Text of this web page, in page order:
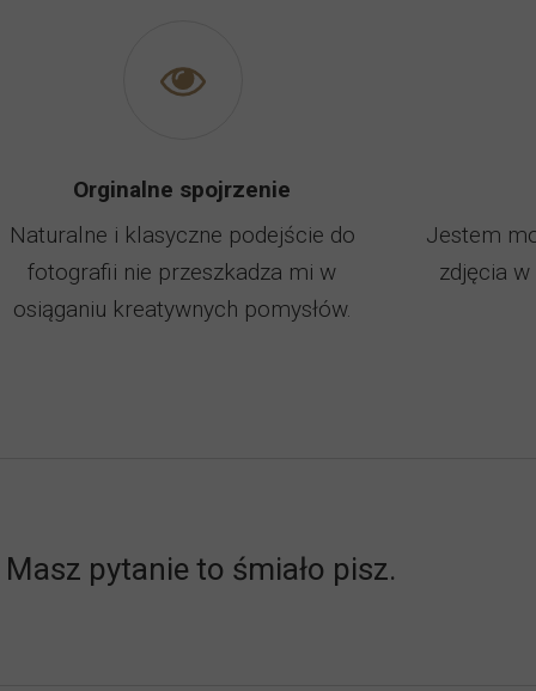
Orginalne spojrzenie
Naturalne i klasyczne podejście do
fotografii nie przeszkadza mi w
osiąganiu kreatywnych pomysłów.
Jestem
zdjęcia w
Masz pytanie to śmiało pisz.